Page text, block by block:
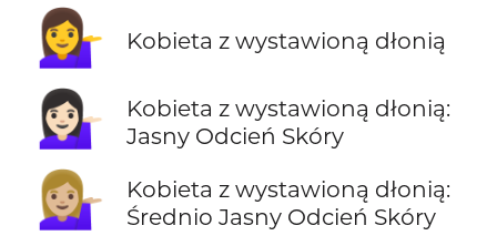
💁‍♀️ Kobieta z wystawioną dłonią
💁🏻‍♀️
Kobieta z wystawioną dłonią:
Jasny Odcień Skóry
💁🏼‍♀️
Kobieta z wystawioną dłonią:
Średnio Jasny Odcień Skóry